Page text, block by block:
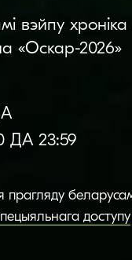
вэйпу
«Оскар-2026»
ДА 23:59
прагляду
доступу